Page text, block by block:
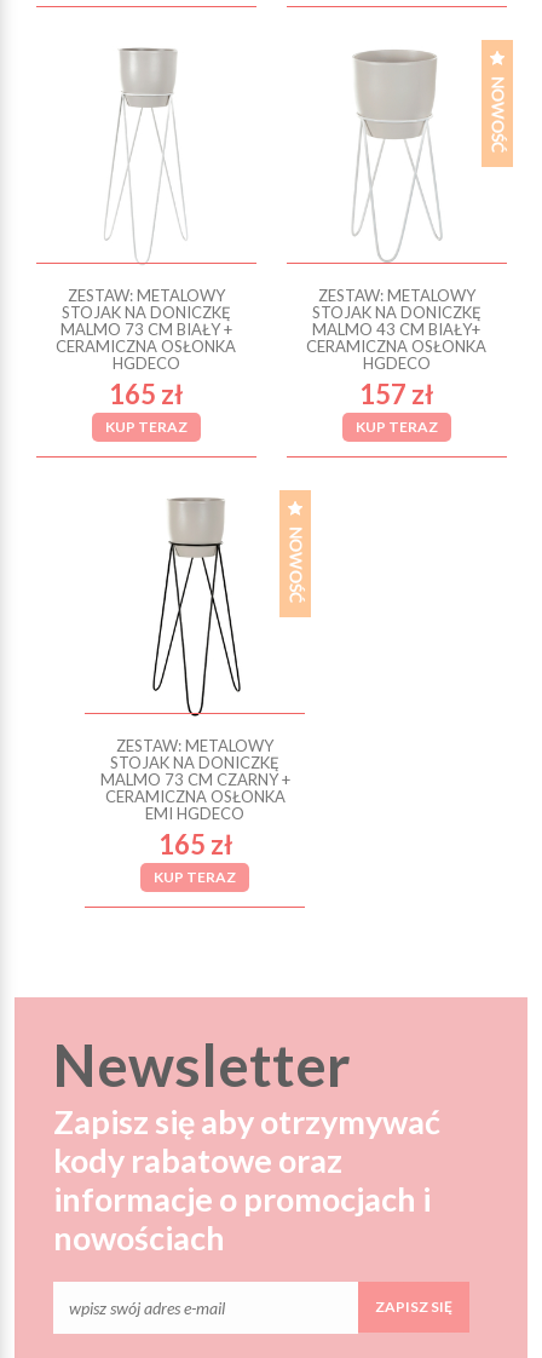
ZESTAW: METALOWY
STOJAK NA DONICZKĘ
MALMO 73 CM BIAŁY +
CERAMICZNA OSŁONKA
HGDECO
165 zł
KUP TERAZ
ZESTAW: METALOWY
STOJAK NA DONICZKĘ
MALMO 43 CM BIAŁY+
CERAMICZNA OSŁONKA
HGDECO
157 zł
KUP TERAZ
ZESTAW: METALOWY
STOJAK NA DONICZKĘ
MALMO 73 CM CZARNY +
CERAMICZNA OSŁONKA
EMI HGDECO
165 zł
KUP TERAZ
Newsletter
Zapisz się aby otrzymywać
kody rabatowe oraz
informacje o promocjach i
nowościach
ZAPISZ SIĘ